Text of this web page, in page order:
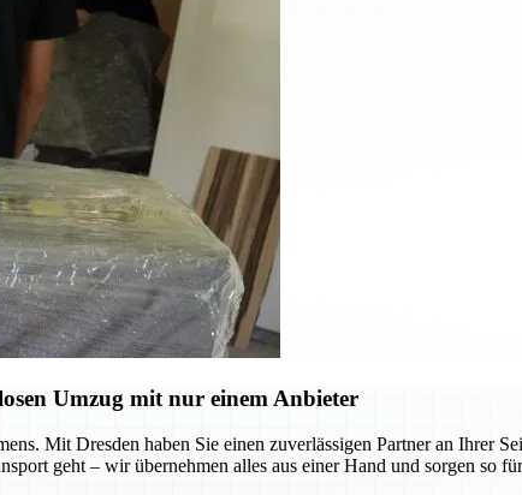
Umzug mit nur einem Anbieter
Mit Dresden haben Sie einen zuverlässigen Partner an Ihrer
geht – wir übernehmen alles aus einer Hand und sorgen so